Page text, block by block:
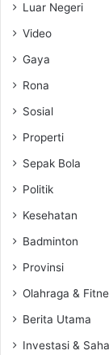
Luar Negeri
Video
Gaya
Rona
Sosial
Properti
Sepak Bola
Politik
Kesehatan
Badminton
Provinsi
Olahraga &
Berita Utama
Investasi &